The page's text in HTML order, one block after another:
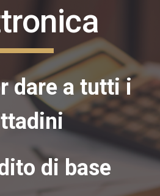
dare a tutti i
di base